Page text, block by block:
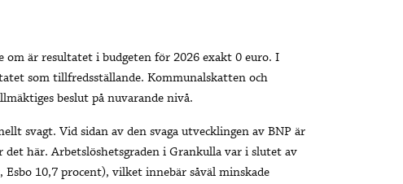
om är resultatet i budgeten för 2026 exakt 0 euro. I
som tillfredsställande. Kommunalskatten och
beslut på nuvarande nivå.
svagt. Vid sidan av den svaga utvecklingen av BNP är
här. Arbetslöshetsgraden i Grankulla var i slutet av
10,7 procent), vilket innebär såväl minskade